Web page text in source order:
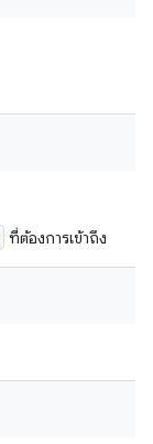
ที่ต้องการเข้าถึง